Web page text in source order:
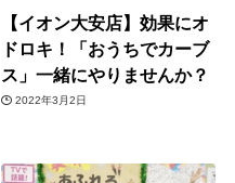
【イオン大安店】効果にオ
ドロキ！「おうちでカーブ
ス」一緒にやりませんか？
2022年3月2日